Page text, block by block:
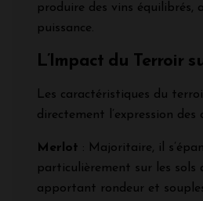
produire des vins équilibrés,
puissance.
L’Impact du Terroir
Les caractéristiques du
directement l’expression des
Merlot : Majoritaire, il
particulièrement sur les sols
apportant rondeur et